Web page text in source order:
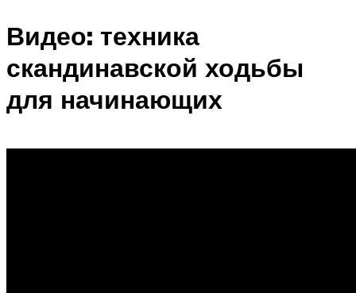
Видео: техника
скандинавской ходьбы
для начинающих